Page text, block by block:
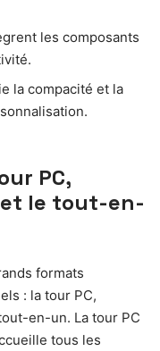
les composants
la compacité et la
PC,
le tout-en-
formats
: la tour PC,
en-un. La tour PC
tous les